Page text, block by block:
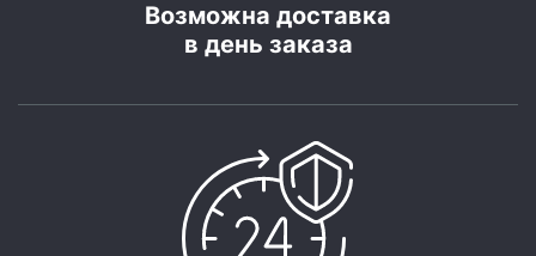
Возможна доставка
в день заказа